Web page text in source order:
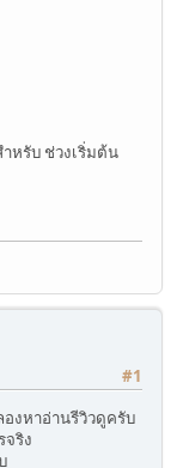
หรับ ช่วงเริ่มต้น
#1
องหาอ่านรีวิวดูครับ
ริง